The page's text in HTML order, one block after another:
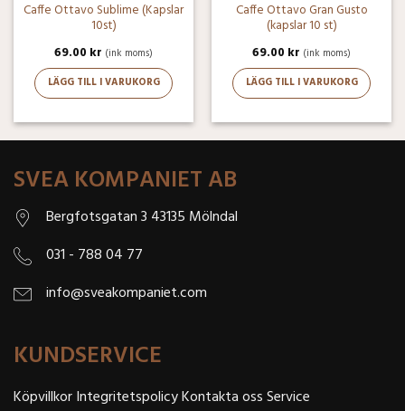
Caffe Ottavo Sublime (Kapslar
10st)
69.00 kr (ink moms)
LÄGG TILL I VARUKORG
Caffe Ottavo Gran Gusto
(kapslar 10 st)
69.00 kr (ink moms)
LÄGG TILL I VARUKORG
SVEA KOMPANIET AB
Bergfotsgatan 3 43135 Mölndal
031 - 788 04 77
info@sveakompaniet.com
KUNDSERVICE
KöpvillkorIntegritetspolicyKontakta ossService